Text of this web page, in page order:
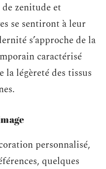
zenitude et
se sentiront à leur
s’approche de la
caractérisé
la légèreté des tissus
personnalisé,
quelques